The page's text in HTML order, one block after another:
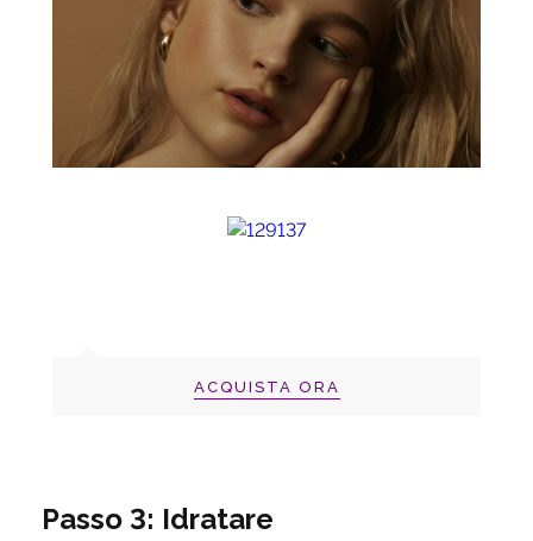
ACQUISTA ORA
Passo 3: Idratare